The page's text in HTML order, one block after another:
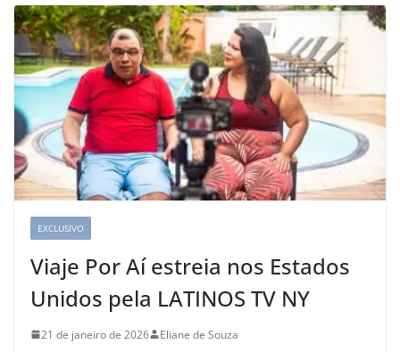
EXCLUSIVO
Viaje Por Aí estreia nos Estados
Unidos pela LATINOS TV NY
21 de janeiro de 2026 Eliane de Souza